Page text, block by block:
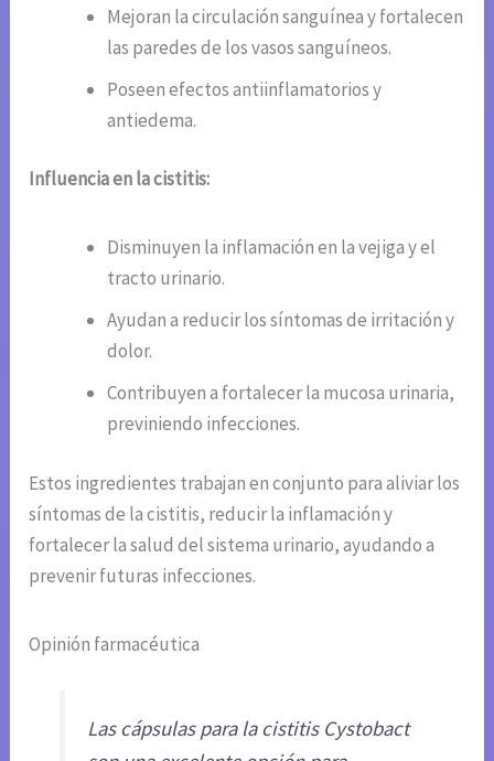
Mejoran la circulación sanguínea y fortalecen
las paredes de los vasos sanguíneos.
Poseen efectos antiinflamatorios y
antiedema.
Influencia en la cistitis:
Disminuyen la inflamación en la vejiga y el
tracto urinario.
Ayudan a reducir los síntomas de irritación y
dolor.
Contribuyen a fortalecer la mucosa urinaria,
previniendo infecciones.
Estos ingredientes trabajan en conjunto para aliviar los
síntomas de la cistitis, reducir la inflamación y
fortalecer la salud del sistema urinario, ayudando a
prevenir futuras infecciones.
Opinión farmacéutica
Las cápsulas para la cistitis Cystobact